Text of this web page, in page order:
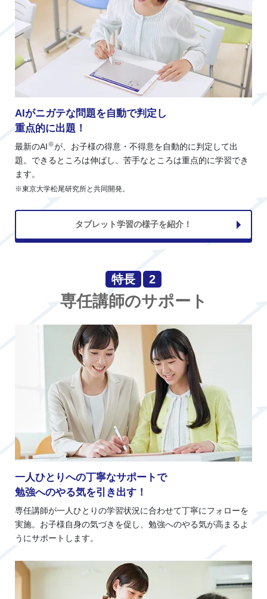
AIがニガテな問題を自動で判定し
重点的に出題！
最新のAI※が、お子様の得意・不得意を自動的に判定して出
題。できるところは伸ばし、苦手なところは重点的に学習でき
ます。
※東京大学松尾研究所と共同開発。
タブレット学習の様子を紹介！
特長 2
専任講師のサポート
一人ひとりへの丁寧なサポートで
勉強へのやる気を引き出す！
専任講師が一人ひとりの学習状況に合わせて丁寧にフォローを
実施。お子様自身の気づきを促し、勉強へのやる気が高まるよ
うにサポートします。